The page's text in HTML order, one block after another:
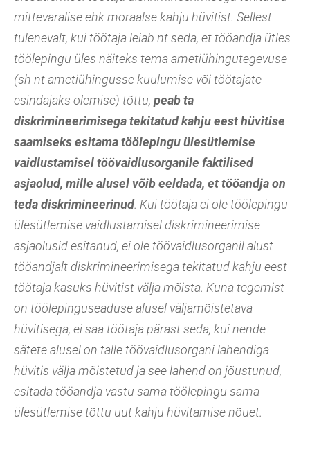
mittevaralise ehk moraalse kahju hüvitist. Sellest
tulenevalt, kui töötaja leiab nt seda, et tööandja ütles
töölepingu üles näiteks tema ametiühingutegevuse
(sh nt ametiühingusse kuulumise või töötajate
esindajaks olemise) tõttu, peab ta
diskrimineerimisega tekitatud kahju eest hüvitise
saamiseks esitama töölepingu ülesütlemise
vaidlustamisel töövaidlusorganile faktilised
asjaolud, mille alusel võib eeldada, et tööandja on
teda diskrimineerinud. Kui töötaja ei ole töölepingu
ülesütlemise vaidlustamisel diskrimineerimise
asjaolusid esitanud, ei ole töövaidlusorganil alust
tööandjalt diskrimineerimisega tekitatud kahju eest
töötaja kasuks hüvitist välja mõista. Kuna tegemist
on töölepinguseaduse alusel väljamõistetava
hüvitisega, ei saa töötaja pärast seda, kui nende
sätete alusel on talle töövaidlusorgani lahendiga
hüvitis välja mõistetud ja see lahend on jõustunud,
esitada tööandja vastu sama töölepingu sama
ülesütlemise tõttu uut kahju hüvitamise nõuet.